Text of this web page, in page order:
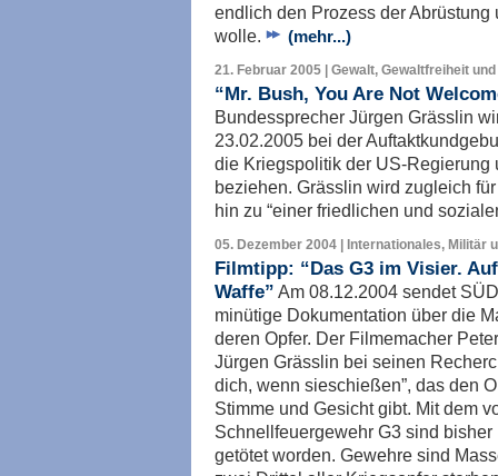
endlich den Prozess der
wolle.
(mehr...)
21. Februar 2005 | Gewalt, Gewaltfreiheit
“Mr. Bush, You Are Not
Bundessprecher Jürgen Grässlin
23.02.2005 bei der
die Kriegspolitik der US-Regierung
beziehen. Grässlin wird zugleich
hin zu “einer friedlichen und
05. Dezember 2004 | Internationales, Militär
Filmtipp: “Das G3 im Visier.
Waffe” Am 08.12.2004 sendet
minütige Dokumentation über die
deren Opfer. Der Filmemacher
Jürgen Grässlin bei seinen
dich, wenn sieschießen”, das den
Stimme und Gesicht gibt. Mit dem
Schnellfeuergewehr G3 sind
getötet worden. Gewehre sind